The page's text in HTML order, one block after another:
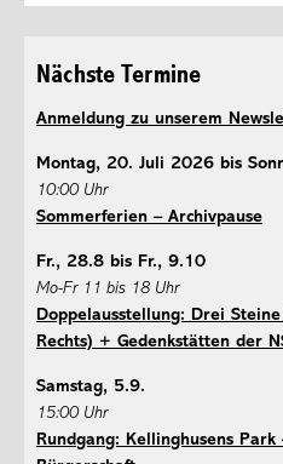
Nächste Termine
Anmeldung zu unserem
Montag, 20. Juli 2026 bis
10:00 Uhr
Sommerferien – Archivpause
Fr., 28.8 bis Fr., 9.10
Mo-Fr 11 bis 18 Uhr
Doppelausstellung: Drei
Rechts) + Gedenkstätten der
Samstag, 5.9.
15:00 Uhr
Rundgang: Kellinghusens